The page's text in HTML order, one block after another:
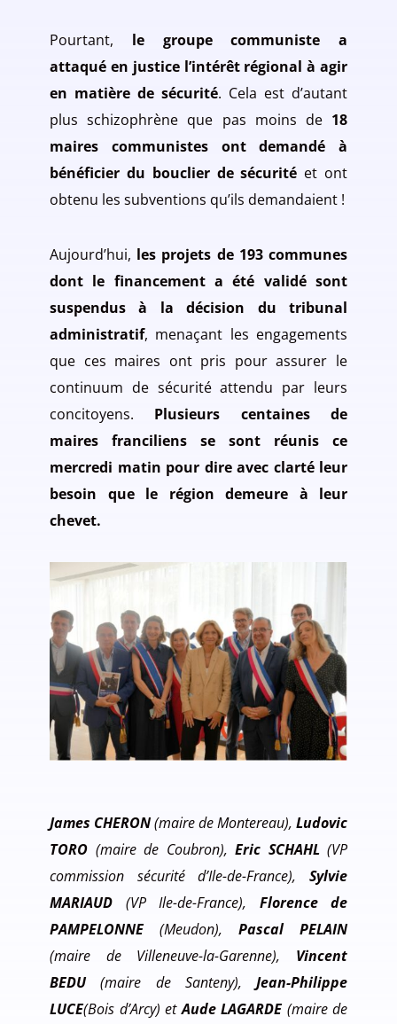
Pourtant, le groupe communiste a
attaqué en justice l’intérêt régional à agir
en matière de sécurité. Cela est d’autant
plus schizophrène que pas moins de 18
maires communistes ont demandé à
bénéficier du bouclier de sécurité et ont
obtenu les subventions qu’ils demandaient !
Aujourd’hui, les projets de 193 communes
dont le financement a été validé sont
suspendus à la décision du tribunal
administratif, menaçant les engagements
que ces maires ont pris pour assurer le
continuum de sécurité attendu par leurs
concitoyens. Plusieurs centaines de
maires franciliens se sont réunis ce
mercredi matin pour dire avec clarté leur
besoin que le région demeure à leur
chevet.
James CHERON(maire de Montereau), Ludovic
TORO (maire de Coubron), Eric SCHAHL(VP
commission sécurité d’Ile-de-France), Sylvie
MARIAUD (VP Ile-de-France), Florence de
PAMPELONNE(Meudon), Pascal PELAIN
(maire de Villeneuve-la-Garenne), Vincent
BEDU(maire de Santeny), Jean-Philippe
LUCE(Bois d’Arcy) etAude LAGARDE(maire de